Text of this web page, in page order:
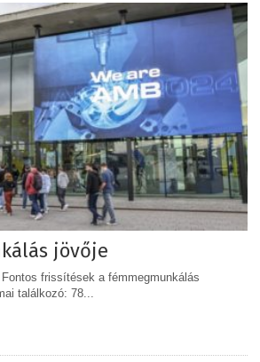
jövője
frissítések a fémmegmunkálás
találkozó: 78...